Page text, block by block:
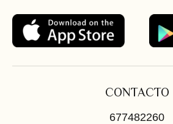
CONTACTO
677482260